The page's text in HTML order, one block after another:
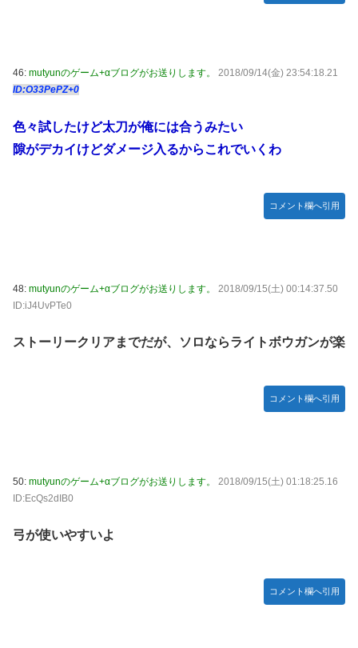
46: mutyunのゲーム+αブログがお送りします。
2018/09/14(金) 23:54:18.21
ID:O33PePZ+0
色々試したけど太刀が俺には合うみたい
隙がデカイけどダメージ入るからこれでいくわ
コメント欄へ引用
48: mutyunのゲーム+αブログがお送りします。
2018/09/15(土) 00:14:37.50
ID:iJ4UvPTe0
ストーリークリアまでだが、ソロならライトボウガンが楽
コメント欄へ引用
50: mutyunのゲーム+αブログがお送りします。
2018/09/15(土) 01:18:25.16
ID:EcQs2dIB0
弓が使いやすいよ
コメント欄へ引用